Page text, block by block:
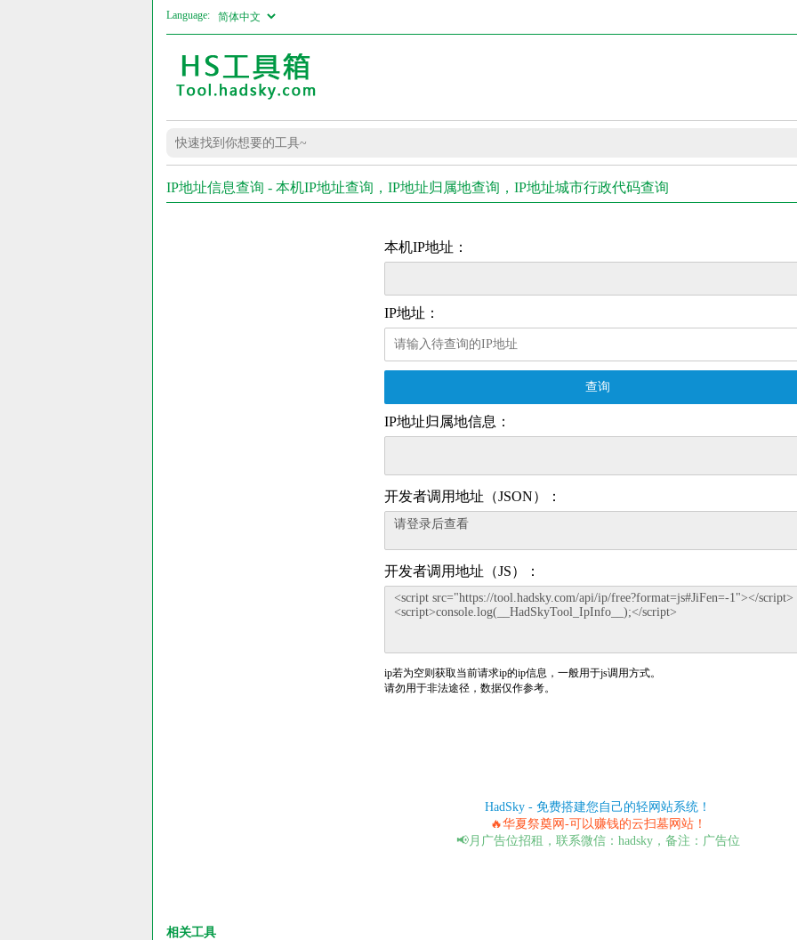
Language:
IP地址信息查询 - 本机IP地址查询，IP地址归属地查询，IP地址城市行政代码查询
本机IP地址：
IP地址：
查询
IP地址归属地信息：
开发者调用地址（JSON）：
开发者调用地址（JS）：
ip若为空则获取当前请求ip的ip信息，一般用于js调用方式。
请勿用于非法途径，数据仅作参考。
HadSky - 免费搭建您自己的轻网站系统！
🔥华夏祭奠网-可以赚钱的云扫墓网站！
📢月广告位招租，联系微信：hadsky，备注：广告位
相关工具